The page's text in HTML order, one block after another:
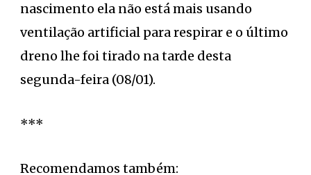
nascimento ela não está mais usando
ventilação artificial para respirar e o último
dreno lhe foi tirado na tarde desta
segunda-feira (08/01).
***
Recomendamos também: